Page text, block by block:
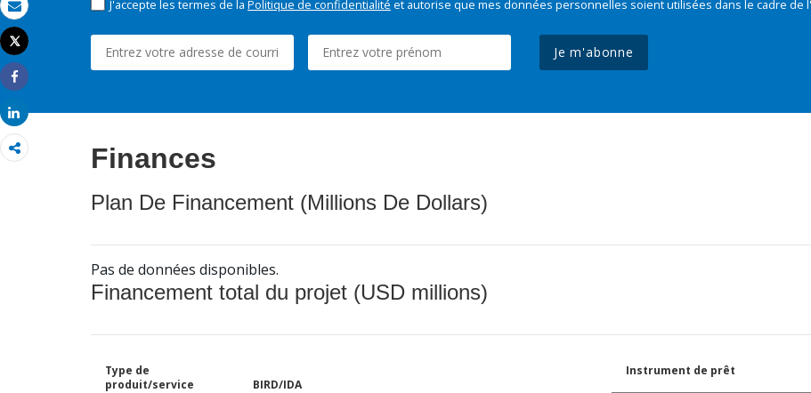
Email
Imprimer
Tweet
Share
Share
J'accepte les termes de la Politique de confidentialité et autorise que mes données personnelles soient utilisées dans le cadre de
Je m'abonne
Finances
Plan De Financement (Millions De Dollars)
Pas de données disponibles.
Financement total du projet (USD millions)
Type de
produit/service
BIRD/IDA
Instrument de prêt